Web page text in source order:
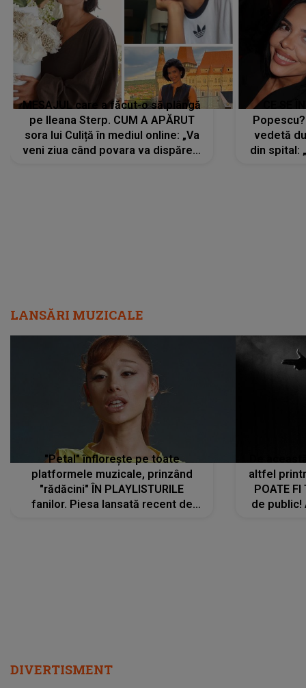
MESAJUL care a făcut-o să plângă
pe Ileana Sterp. CUM A APĂRUT
sora lui Culiță în mediul online: „Va
veni ziua când povara va dispărea,
vedetă
din spital:
LANSĂRI MUZICALE
"Petal" înflorește pe toate
platformele muzicale, prinzând
"rădăcini" ÎN PLAYLISTURILE
fanilor. Piesa lansată recent de
altfel
POATE FI
de public!
DIVERTISMENT